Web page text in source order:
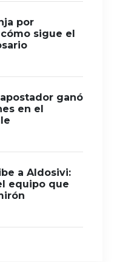
por
sigue el
ganó
en el
a Aldosivi:
equipo que